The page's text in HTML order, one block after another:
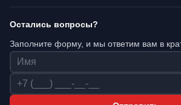
Остались вопросы?
Заполните форму, и мы ответим вам в
Имя
Телефон